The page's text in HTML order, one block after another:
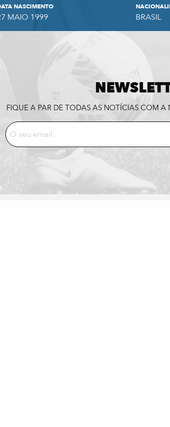
NASCIMENTO
MAIO 1999 BRASIL
FIQUE A PAR DE TODAS AS NOTÍCIAS COM A